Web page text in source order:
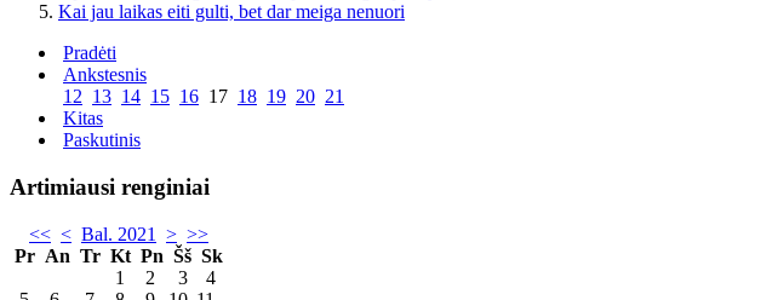
Kai jau laikas eiti gulti, bet dar meiga nenuori
Pradėti
Ankstesnis
12 13 14 15 16 17 18 19 20 21
Kitas
Paskutinis
Artimiausi renginiai
<< < Bal. 2021 > >>
Pr An Tr Kt Pn Šš Sk
1
2 3
4